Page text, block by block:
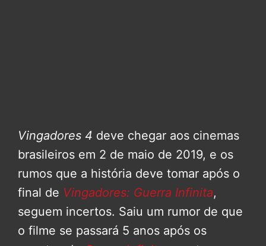
Vingadores 4 deve chegar aos cinemas
brasileiros em 2 de maio de 2019, e os
rumos que a história deve tomar após o
final de Vingadores: Guerra Infinita,
seguem incertos. Saiu um rumor de que
o filme se passará 5 anos após os